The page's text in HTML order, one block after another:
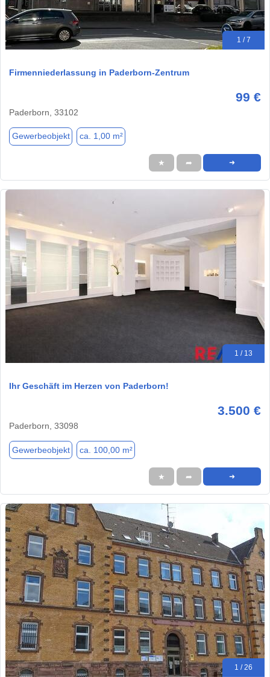
1 / 7
Firmenniederlassung in Paderborn-Zentrum
99 €
Paderborn, 33102
Gewerbeobjekt ca. 1,00 m²
★ ➦ ➜
1 / 13
Ihr Geschäft im Herzen von Paderborn!
3.500 €
Paderborn, 33098
Gewerbeobjekt ca. 100,00 m²
★ ➦ ➜
1 / 26